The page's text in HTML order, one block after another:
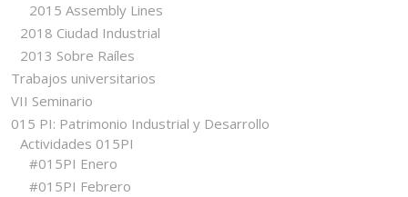
2015 Assembly Lines
2018 Ciudad Industrial
2013 Sobre Raíles
Trabajos universitarios
VII Seminario
015 PI: Patrimonio Industrial y Desarrollo
Actividades 015PI
#015PI Enero
#015PI Febrero